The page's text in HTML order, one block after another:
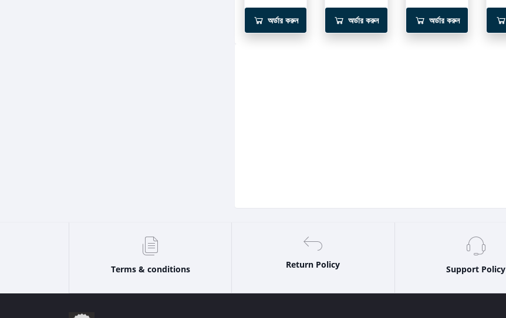
অর্ডার করুন অর্ডার করুন অর্ডার করুন
Terms & conditions Return Policy Support Policy